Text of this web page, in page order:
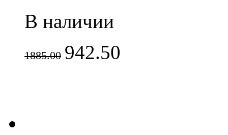
В наличии
1885.00 942.50